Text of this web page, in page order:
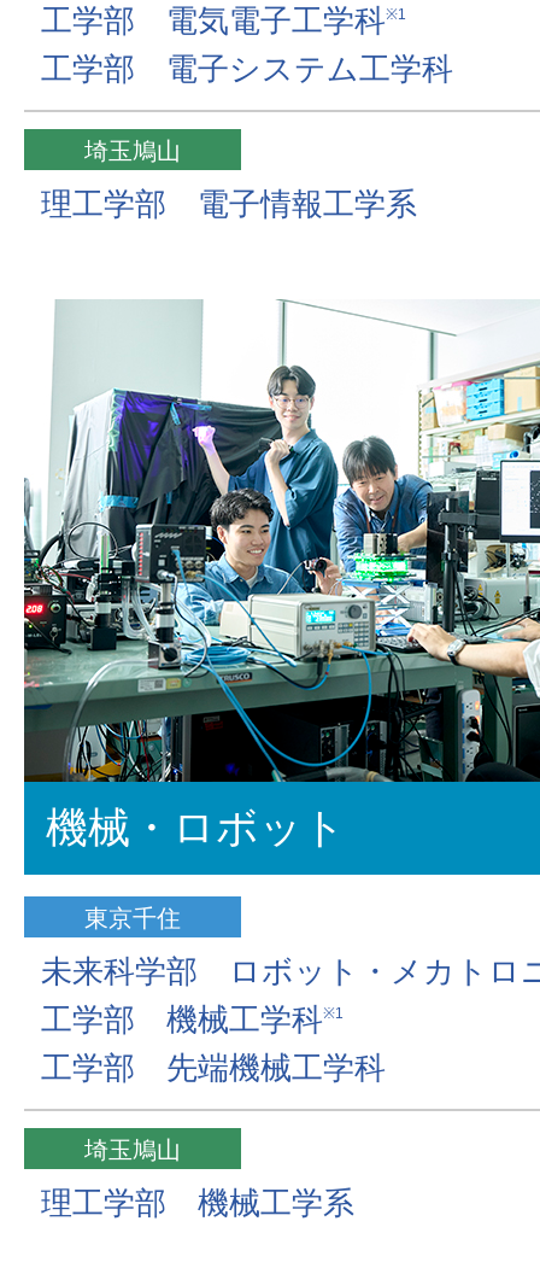
工学部 電気電子工学科※1
工学部 電子システム工学科
埼玉鳩山
理工学部 電子情報工学系
機械・ロボット
東京千住
未来科学部 ロボット・メカトロ
工学部 機械工学科※1
工学部 先端機械工学科
埼玉鳩山
理工学部 機械工学系